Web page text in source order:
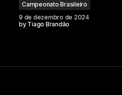
Campeonato Brasileiro
9 de dezembro de 2024
by Tiago Brandão